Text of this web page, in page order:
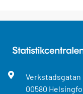
Verkstadsgatan
00580